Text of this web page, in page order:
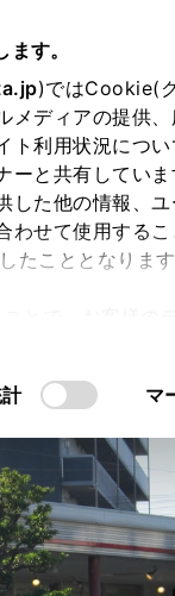
す。
)ではCookie(
ディアの提供
利用状況につ
ーと共有してい
した他の情報、
わせて使用する
こととなります
マ